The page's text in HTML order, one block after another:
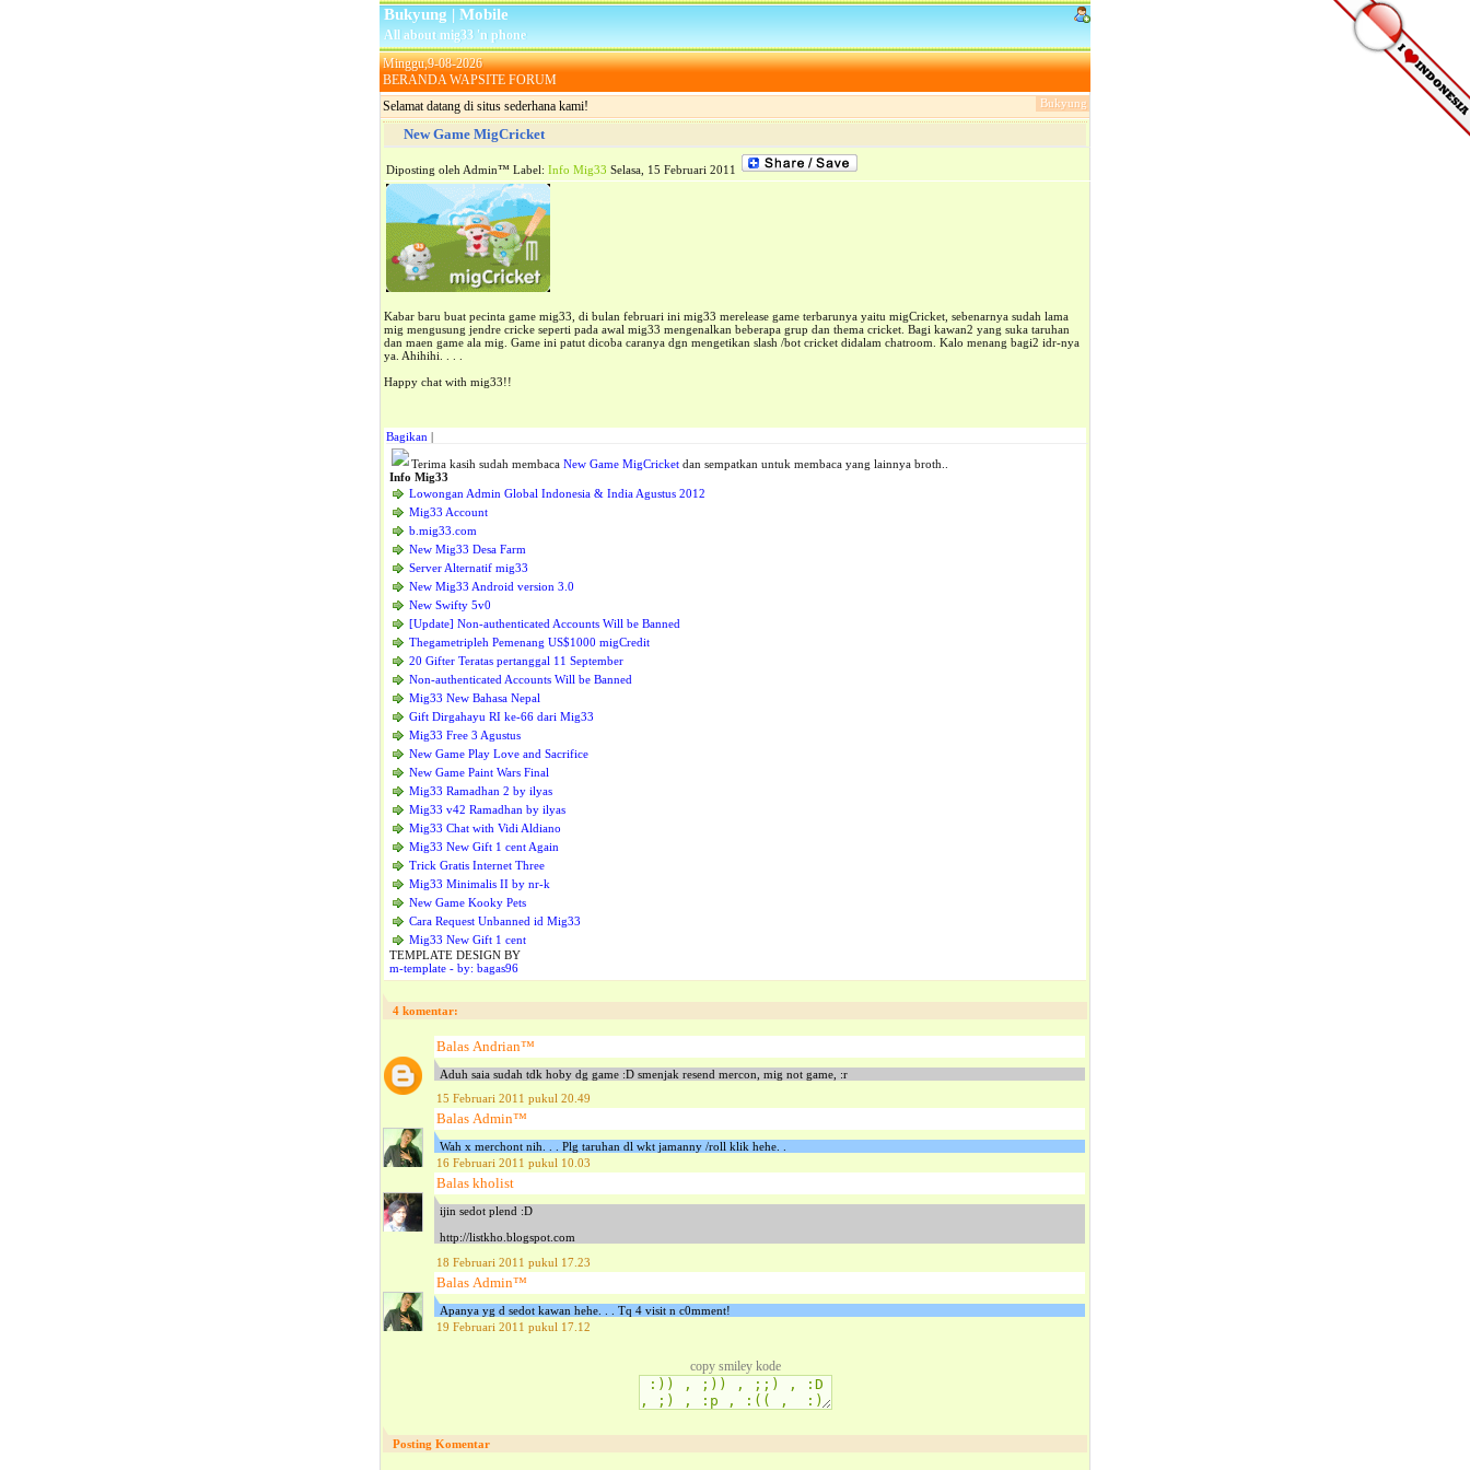
Bukyung | Mobile
All about mig33 'n phone
Minggu,9-08-2026
BERANDA WAPSITE FORUM
Bukyung
Selamat datang di situs sederhana kami!
New Game MigCricket
Diposting oleh Admin™ Label: Info Mig33 Selasa, 15 Februari 2011
Kabar baru buat pecinta game mig33, di bulan februari ini mig33 merelease game terbarunya yaitu migCricket, sebenarnya sudah lama
mig mengusung jendre cricke seperti pada awal mig33 mengenalkan beberapa grup dan thema cricket. Bagi kawan2 yang suka taruhan
dan maen game ala mig. Game ini patut dicoba caranya dgn mengetikan slash /bot cricket didalam chatroom. Kalo menang bagi2 idr-nya
ya. Ahihihi. . . .
Happy chat with mig33!!
Bagikan |
Terima kasih sudah membaca New Game MigCricket dan sempatkan untuk membaca yang lainnya broth..
Info Mig33
Lowongan Admin Global Indonesia & India Agustus 2012
Mig33 Account
b.mig33.com
New Mig33 Desa Farm
Server Alternatif mig33
New Mig33 Android version 3.0
New Swifty 5v0
[Update] Non-authenticated Accounts Will be Banned
Thegametripleh Pemenang US$1000 migCredit
20 Gifter Teratas pertanggal 11 September
Non-authenticated Accounts Will be Banned
Mig33 New Bahasa Nepal
Gift Dirgahayu RI ke-66 dari Mig33
Mig33 Free 3 Agustus
New Game Play Love and Sacrifice
New Game Paint Wars Final
Mig33 Ramadhan 2 by ilyas
Mig33 v42 Ramadhan by ilyas
Mig33 Chat with Vidi Aldiano
Mig33 New Gift 1 cent Again
Trick Gratis Internet Three
Mig33 Minimalis II by nr-k
New Game Kooky Pets
Cara Request Unbanned id Mig33
Mig33 New Gift 1 cent
TEMPLATE DESIGN BY
m-template - by: bagas96
4 komentar:
Balas Andrian™
Aduh saia sudah tdk hoby dg game :D smenjak resend mercon, mig not game, :r
15 Februari 2011 pukul 20.49
Balas Admin™
Wah x merchont nih. . . Plg taruhan dl wkt jamanny /roll klik hehe. .
16 Februari 2011 pukul 10.03
Balas kholist
ijin sedot plend :D
http://listkho.blogspot.com
18 Februari 2011 pukul 17.23
Balas Admin™
Apanya yg d sedot kawan hehe. . . Tq 4 visit n c0mment!
19 Februari 2011 pukul 17.12
copy smiley kode
Posting Komentar